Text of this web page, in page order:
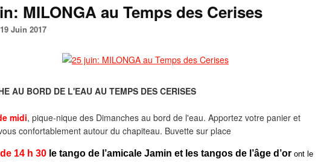
MILONGA au Temps des Cerises
Juin 2017
AU BORD DE L'EAU AU TEMPS DES CERISES
midi, pique-nique des Dimanches au bord de l'eau. Apportez votre panier et
confortablement autour du chapiteau. Buvette sur place
14 h 30 le tango de l’amicale Jamin et les tangos de l’âge d’or ont le